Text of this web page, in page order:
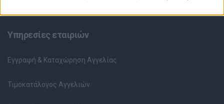
Υπηρεσίες εταιριών
Εγγραφή & Καταχώρηση Αγγελίας
Τιμοκατάλογος Αγγελιών